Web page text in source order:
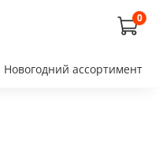
0
Новогодний ассортимент